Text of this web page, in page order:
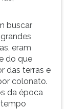
buscar
eram
do que
das terras e
colonato.
da época